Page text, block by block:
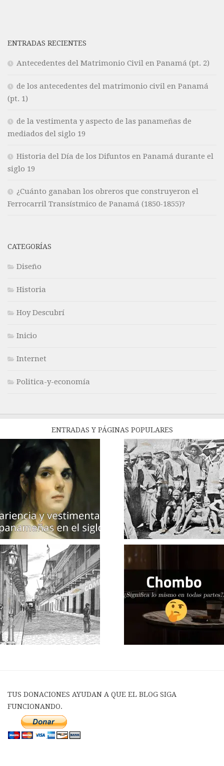
ENTRADAS RECIENTES
Antecedentes del Matrimonio Civil en Panamá (pt. 2)
de los antecedentes del matrimonio civil en Panamá
(pt. 1)
de la vestimenta y aspecto de las panameñas de
mediados del siglo 19
Historia del Día de los Difuntos en Panamá durante el
siglo 19
¿Cuánto ganaban los obreros que construyeron el
Ferrocarril Transístmico de Panamá (1850-1855)?
CATEGORÍAS
Diseño
Historia
Hoy Descubrí
Inicio
Internet
Politica-y-economía
ENTRADAS Y PÁGINAS POPULARES
TUS DONACIONES AYUDAN A QUE EL BLOG SIGA
FUNCIONANDO.